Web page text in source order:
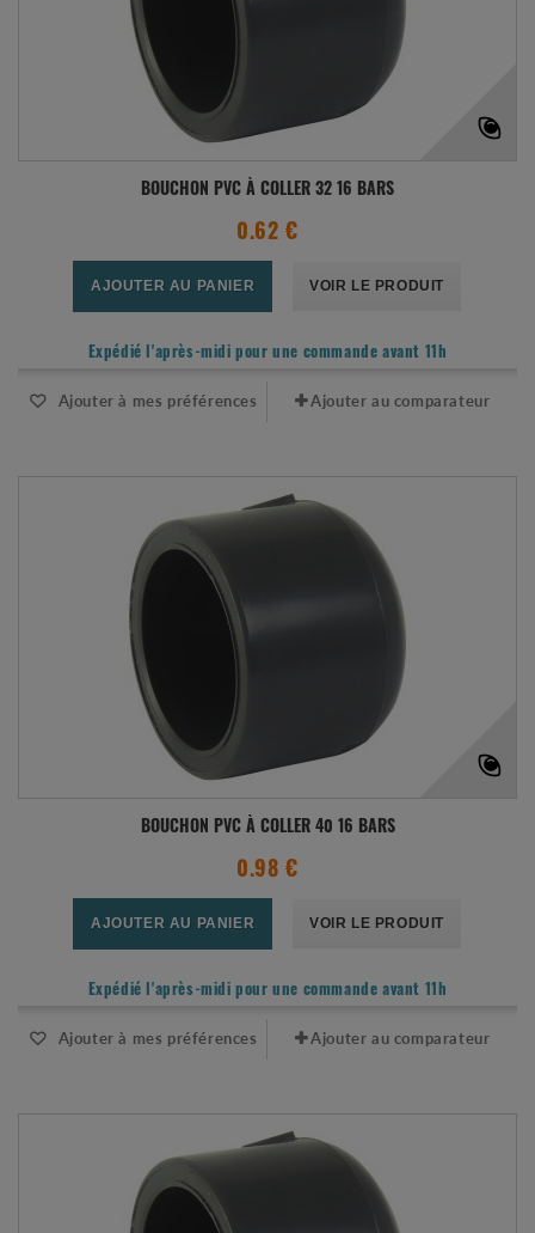
BOUCHON PVC À COLLER 32 16 BARS
0.62 €
AJOUTER AU PANIER VOIR LE PRODUIT
Expédié l'après-midi pour une commande avant 11h
Ajouter à mes préférences Ajouter au comparateur
BOUCHON PVC À COLLER 40 16 BARS
0.98 €
AJOUTER AU PANIER VOIR LE PRODUIT
Expédié l'après-midi pour une commande avant 11h
Ajouter à mes préférences Ajouter au comparateur